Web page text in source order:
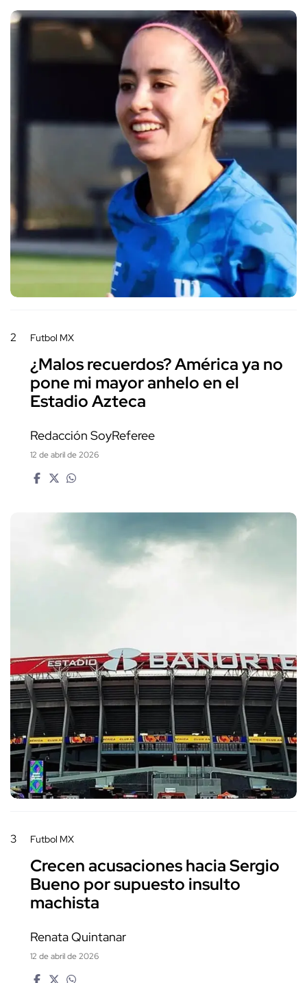
2 Futbol MX
¿Malos recuerdos? América ya no
pone mi mayor anhelo en el
Estadio Azteca
Redacción SoyReferee
12 de abril de 2026
3 Futbol MX
Crecen acusaciones hacia Sergio
Bueno por supuesto insulto
machista
Renata Quintanar
12 de abril de 2026